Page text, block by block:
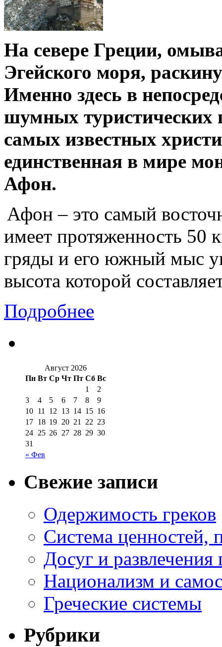
На севере Греции,
Эгейского моря,
Именно здесь в
шумных туристических
самых известных
единственная в мире
Афон.
Афон – это самый
имеет протяженность 50
гряды и его южный мыс
высота которой
Подробнее
Август 2026
Пн Вт Ср Чт Пт Сб Вс
« Фев
1
2
3
4 5 6 7 8
9
10 11 12 13 14 15 16
17 18 19 20 21 22 23
24 25 26 27 28 29 30
31
Свежие записи
Одержимость греков
Система ценностей,
Досуг и развлечения
Национализм и
Греческие системы
Рубрики